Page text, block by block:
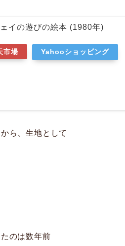
イの遊びの絵本 (1980年)
市場 Yahooショッピング
ら、生地として
のは数年前